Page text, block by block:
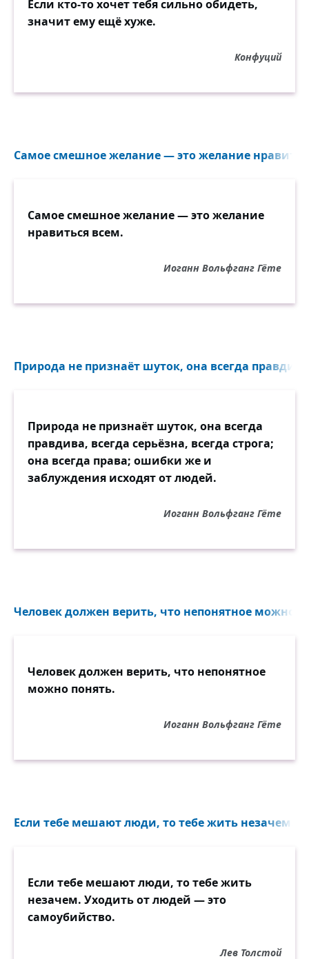
Если кто-то хочет тебя сильно обидеть,
значит ему ещё хуже.
Конфуций
Самое смешное желание — это желание
Самое смешное желание — это желание
нравиться всем.
Иоганн Вольфганг Гёте
Природа не признаёт шуток, она всегда
Природа не признаёт шуток, она всегда
правдива, всегда серьёзна, всегда строга;
она всегда права; ошибки же и
заблуждения исходят от людей.
Иоганн Вольфганг Гёте
Человек должен верить, что непонятное можно
Человек должен верить, что непонятное
можно понять.
Иоганн Вольфганг Гёте
Если тебе мешают люди, то тебе жить незачем.
Если тебе мешают люди, то тебе жить
незачем. Уходить от людей — это
самоубийство.
Лев Толстой